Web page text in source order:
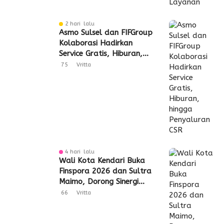
2 hari lalu
Asmo Sulsel dan FIFGroup
Kolaborasi Hadirkan
Service Gratis, Hiburan,
hingga Penyaluran CSR
75 Vritta
4 hari lalu
Wali Kota Kendari Buka
Finspora 2026 dan Sultra
Maimo, Dorong Sinergi
Industri Keuangan
66 Vritta